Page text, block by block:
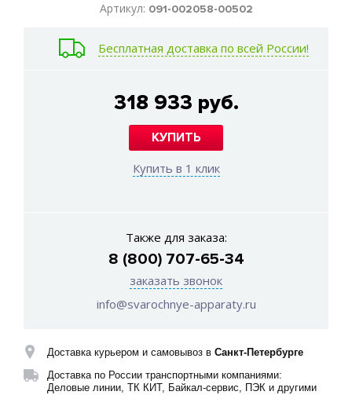
Артикул: 091-002058-00502
Бесплатная доставка по всей России!
318 933 руб.
КУПИТЬ
Купить в 1 клик
Также для заказа:
8 (800) 707-65-34
заказать звонок
info@svarochnye-apparaty.ru
Доставка курьером и самовывоз в Санкт-Петербурге
Доставка по России транспортными компаниями:
Деловые линии, ТК КИТ, Байкал-сервис, ПЭК и другими